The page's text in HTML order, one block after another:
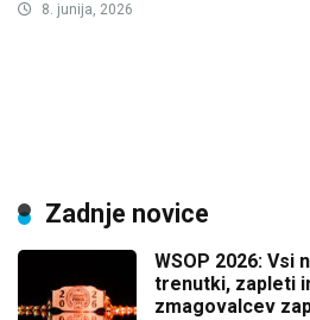
8. junija, 2026
Zadnje novice
WSOP 2026: Vsi
trenutki, zapleti
zmagovalcev